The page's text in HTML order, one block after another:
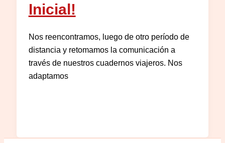
Inicial!
Nos reencontramos, luego de otro período de
distancia y retomamos la comunicación a
través de nuestros cuadernos viajeros. Nos
adaptamos